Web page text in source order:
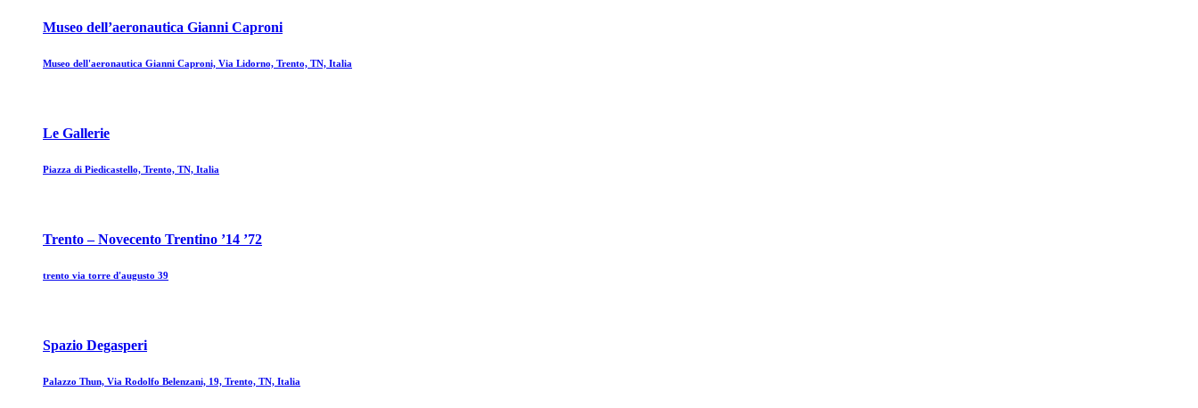
Museo dell’aeronautica Gianni Caproni
Museo dell'aeronautica Gianni Caproni, Via Lidorno, Trento, TN, Italia
Le Gallerie
Piazza di Piedicastello, Trento, TN, Italia
Trento – Novecento Trentino ’14 ’72
trento via torre d'augusto 39
Spazio Degasperi
Palazzo Thun, Via Rodolfo Belenzani, 19, Trento, TN, Italia